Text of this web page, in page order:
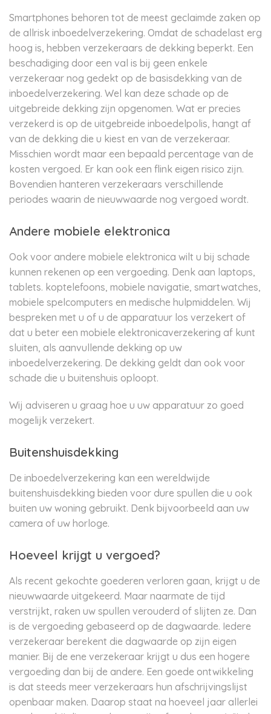
Smartphones behoren tot de meest geclaimde zaken op
de allrisk inboedelverzekering. Omdat de schadelast erg
hoog is, hebben verzekeraars de dekking beperkt. Een
beschadiging door een val is bij geen enkele
verzekeraar nog gedekt op de basisdekking van de
inboedelverzekering. Wel kan deze schade op de
uitgebreide dekking zijn opgenomen. Wat er precies
verzekerd is op de uitgebreide inboedelpolis, hangt af
van de dekking die u kiest en van de verzekeraar.
Misschien wordt maar een bepaald percentage van de
kosten vergoed. Er kan ook een flink eigen risico zijn.
Bovendien hanteren verzekeraars verschillende
periodes waarin de nieuwwaarde nog vergoed wordt.
Andere mobiele elektronica
Ook voor andere mobiele elektronica wilt u bij schade
kunnen rekenen op een vergoeding. Denk aan laptops,
tablets. koptelefoons, mobiele navigatie, smartwatches,
mobiele spelcomputers en medische hulpmiddelen. Wij
bespreken met u of u de apparatuur los verzekert of
dat u beter een mobiele elektronicaverzekering af kunt
sluiten, als aanvullende dekking op uw
inboedelverzekering. De dekking geldt dan ook voor
schade die u buitenshuis oploopt.
Wij adviseren u graag hoe u uw apparatuur zo goed
mogelijk verzekert.
Buitenshuisdekking
De inboedelverzekering kan een wereldwijde
buitenshuisdekking bieden voor dure spullen die u ook
buiten uw woning gebruikt. Denk bijvoorbeeld aan uw
camera of uw horloge.
Hoeveel krijgt u vergoed?
Als recent gekochte goederen verloren gaan, krijgt u de
nieuwwaarde uitgekeerd. Maar naarmate de tijd
verstrijkt, raken uw spullen verouderd of slijten ze. Dan
is de vergoeding gebaseerd op de dagwaarde. Iedere
verzekeraar berekent die dagwaarde op zijn eigen
manier. Bij de ene verzekeraar krijgt u dus een hogere
vergoeding dan bij de andere. Een goede ontwikkeling
is dat steeds meer verzekeraars hun afschrijvingslijst
openbaar maken. Daarop staat na hoeveel jaar allerlei